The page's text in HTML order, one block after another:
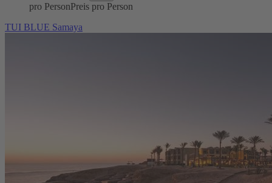
pro PersonPreis pro Person
TUI BLUE Samaya